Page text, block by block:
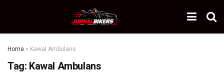
Home » Kawal Ambulans
Tag: Kawal Ambulans